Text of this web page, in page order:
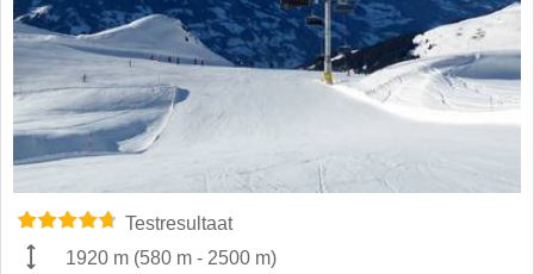
Testresultaat
1920 m (580 m - 2500 m)